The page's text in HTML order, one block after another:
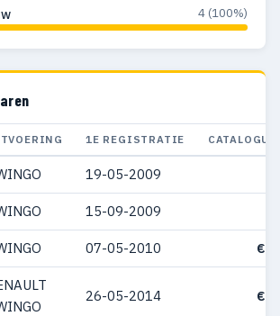
4 (100%)
1E REGISTRATIE
19-05-2009
15-09-2009
07-05-2010 €
26-05-2014 €